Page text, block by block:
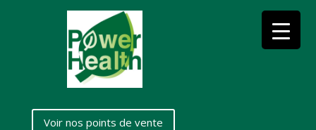
Voir nos points de vente